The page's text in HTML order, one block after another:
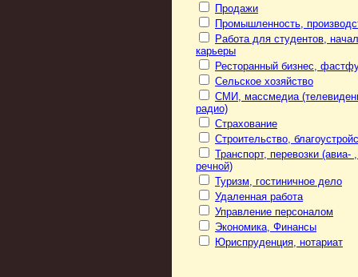
Продажи
Промышленность,
Работа для студентов,
карьеры
Ресторанный бизнес,
Сельское хозяйство
СМИ, массмедиа
радио)
Страхование
Строительство,
Транспорт, перевозки (авиа-
речной)
Туризм, гостиничное дело
Удаленная работа
Управление персоналом
Экономика, Финансы
Юриспруденция, нотариат